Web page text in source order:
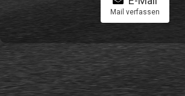
Mail verfassen